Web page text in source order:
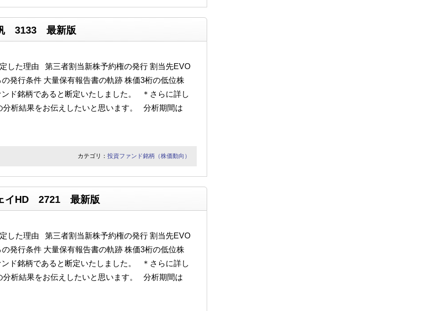
3133 最新版
した理由 第三者割当新株予約権の発行 割当先EVO
発行条件 大量保有報告書の軌跡 株価3桁の低位株
ド銘柄であると断定いたしました。 ＊さらに詳し
析結果をお伝えしたいと思います。 分析期間は
カテゴリ： 投資ファンド銘柄（株価動向）
イHD 2721 最新版
した理由 第三者割当新株予約権の発行 割当先EVO
発行条件 大量保有報告書の軌跡 株価3桁の低位株
ド銘柄であると断定いたしました。 ＊さらに詳し
析結果をお伝えしたいと思います。 分析期間は